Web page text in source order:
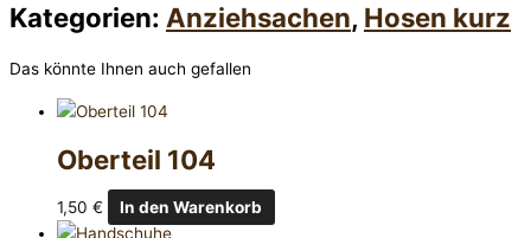
Kategorien: Anziehsachen, Hosen kurz
Das könnte Ihnen auch gefallen
Oberteil 104
1,50 € In den Warenkorb